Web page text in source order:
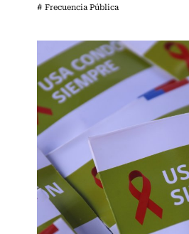
# Frecuencia Pública